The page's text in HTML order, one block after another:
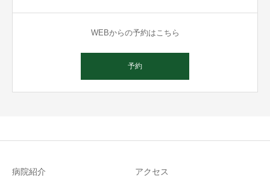
WEBからの予約はこちら
予約
病院紹介 アクセス